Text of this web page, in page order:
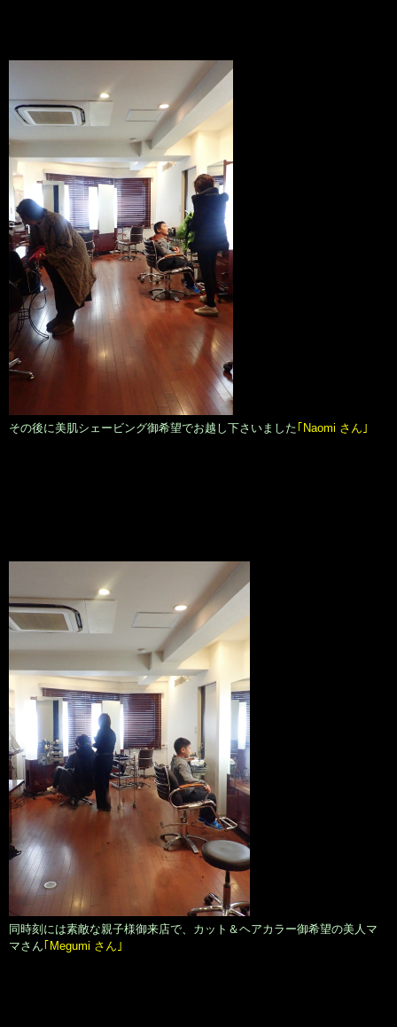
その後に美肌シェービング御希望でお越し下さいました ｢Naomi さん｣
同時刻には素敵な親子様御来店で、カット＆ヘアカラー御希望の美人マ
マさん ｢Megumi さん｣